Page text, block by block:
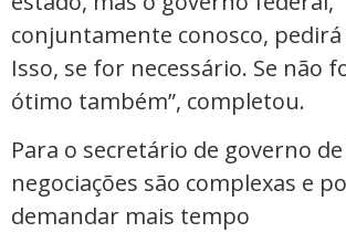
conjuntamente conosco,
Isso, se for necessário. Se não
ótimo também”, completou.
Para o secretário de governo de
negociações são complexas e
demandar mais tempo